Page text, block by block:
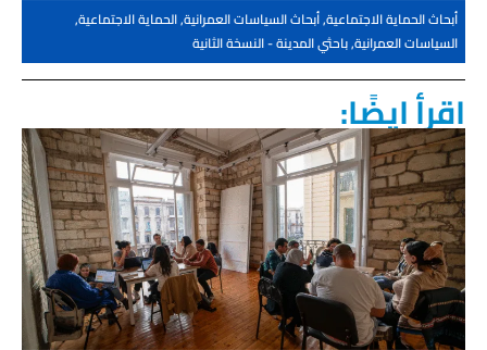
أبحاث الحماية الاجتماعية,أبحاث السياسات العمرانية,الحماية الاجتماعية,
السياسات العمرانية,باحثي المدينة - النسخة الثانية
اقرأ ايضًا: